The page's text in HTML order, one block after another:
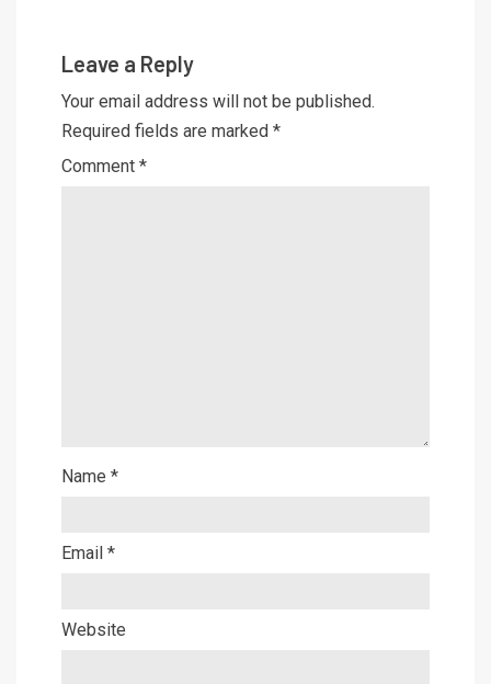
Leave a Reply
Your email address will not be published.
Required fields are marked *
Comment *
Name *
Email *
Website